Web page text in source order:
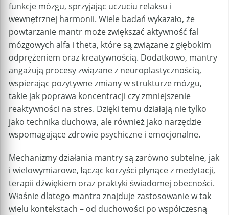
funkcje mózgu, sprzyjając uczuciu relaksu i
wewnętrznej harmonii. Wiele badań wykazało, że
powtarzanie mantr może zwiększać aktywność fal
mózgowych alfa i theta, które są związane z głębokim
odprężeniem oraz kreatywnością. Dodatkowo, mantry
angażują procesy związane z neuroplastycznością,
wspierając pozytywne zmiany w strukturze mózgu,
takie jak poprawa koncentracji czy zmniejszenie
reaktywności na stres. Dzięki temu działają nie tylko
jako technika duchowa, ale również jako narzędzie
wspomagające zdrowie psychiczne i emocjonalne.
Mechanizmy działania mantry są zarówno subtelne, jak
i wielowymiarowe, łącząc korzyści płynące z medytacji,
terapii dźwiękiem oraz praktyki świadomej obecności.
Właśnie dlatego mantra znajduje zastosowanie w tak
wielu kontekstach – od duchowości po współczesną